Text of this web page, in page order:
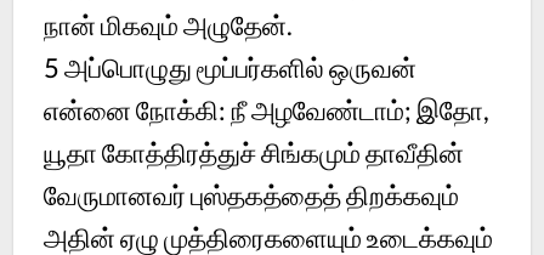
நான் மிகவும் அழுதேன்.
5அப்பொழுது மூப்பர்களில் ஒருவன்
என்னை நோக்கி: நீ அழவேண்டாம்; இதோ,
யூதா கோத்திரத்துச் சிங்கமும் தாவீதின்
வேருமானவர் புஸ்தகத்தைத் திறக்கவும்
அதின் ஏழு முத்திரைகளையும் உடைக்கவும்